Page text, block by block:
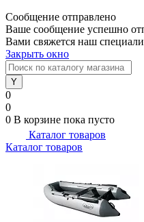
Сообщение отправлено
Ваше сообщение успешно
Вами свяжется наш
Закрыть окно
0
0
0 В корзине пока пусто
Каталог товаров
Каталог товаров